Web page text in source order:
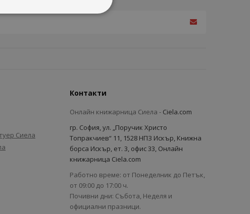
Сиела
Контакти
Онлайн книжарница Сиела - Ciela.com
гр. София, ул. „Поручик Христо
Топракчиев“ 11, 1528 НПЗ Искър, Книжна
борса Искър, ет. 3, офис 33, Онлайн
книжарница Ciela.com
Работно време: от Понеделник до Петък,
от 09:00 до 17:00 ч.
Почивни дни: Събота, Неделя и
официални празници.